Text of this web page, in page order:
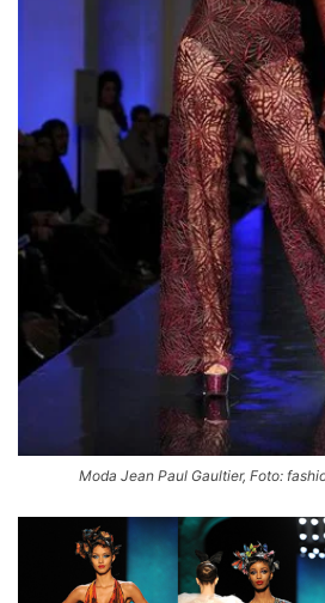
Moda Jean Paul Gaultier, Foto: